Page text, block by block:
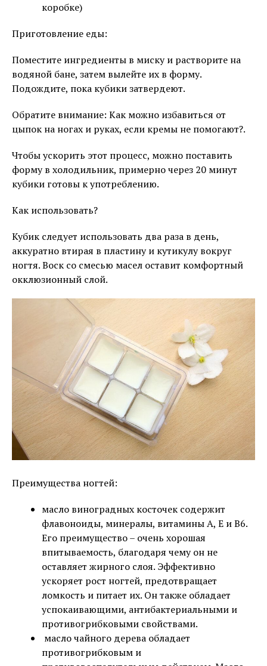
коробке)
Приготовление еды:
Поместите ингредиенты в миску и растворите на
водяной бане, затем вылейте их в форму.
Подождите, пока кубики затвердеют.
Обратите внимание: Как можно избавиться от
цыпок на ногах и руках, если кремы не помогают?.
Чтобы ускорить этот процесс, можно поставить
форму в холодильник, примерно через 20 минут
кубики готовы к употреблению.
Как использовать?
Кубик следует использовать два раза в день,
аккуратно втирая в пластину и кутикулу вокруг
ногтя. Воск со смесью масел оставит комфортный
окклюзионный слой.
Преимущества ногтей:
масло виноградных косточек содержит
флавоноиды, минералы, витамины А, Е и В6.
Его преимущество – очень хорошая
впитываемость, благодаря чему он не
оставляет жирного слоя. Эффективно
ускоряет рост ногтей, предотвращает
ломкость и питает их. Он также обладает
успокаивающими, антибактериальными и
противогрибковыми свойствами.
масло чайного дерева обладает
противогрибковым и